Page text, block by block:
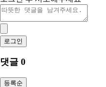
로그인
댓글 0
등록순